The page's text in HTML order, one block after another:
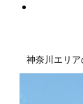
神奈川エリ